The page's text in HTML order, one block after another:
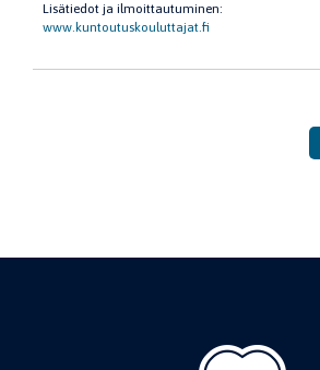
Lisätiedot ja ilmoittautuminen:
www.kuntoutuskouluttajat.fi